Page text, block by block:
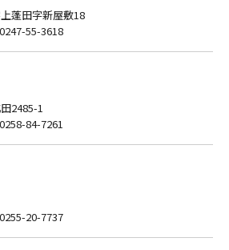
蓬田字新屋敷18
55-3618
2485-1
84-7261
20-7737